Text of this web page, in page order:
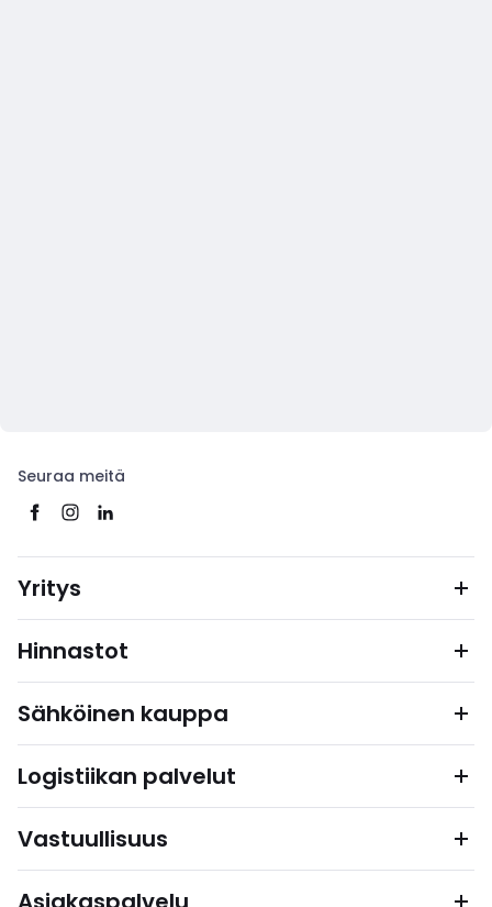
Seuraa meitä
Yritys
Hinnastot
Sähköinen kauppa
Logistiikan palvelut
Vastuullisuus